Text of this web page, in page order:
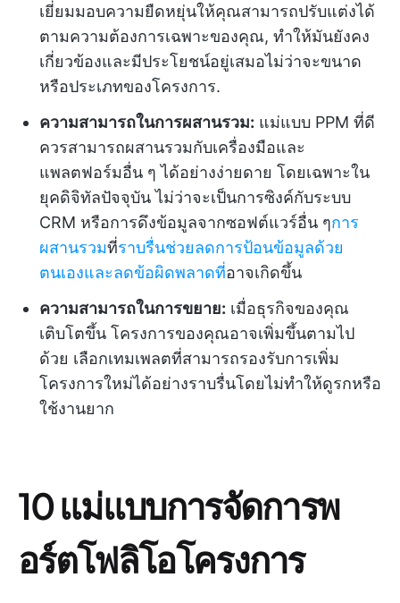
เยี่ยมมอบความยืดหยุ่นให้คุณสามารถปรับแต่งได้
ตามความต้องการเฉพาะของคุณ, ทำให้มันยังคง
เกี่ยวข้องและมีประโยชน์อยู่เสมอไม่ว่าจะขนาด
หรือประเภทของโครงการ.
ความสามารถในการผสานรวม: แม่แบบ PPM ที่ดี
ควรสามารถผสานรวมกับเครื่องมือและ
แพลตฟอร์มอื่น ๆ ได้อย่างง่ายดาย โดยเฉพาะใน
ยุคดิจิทัลปัจจุบัน ไม่ว่าจะเป็นการซิงค์กับระบบ
CRM หรือการดึงข้อมูลจากซอฟต์แวร์อื่น ๆการ
ผสานรวมที่ราบรื่นช่วยลดการป้อนข้อมูลด้วย
ตนเองและลดข้อผิดพลาดที่อาจเกิดขึ้น
ความสามารถในการขยาย: เมื่อธุรกิจของคุณ
เติบโตขึ้น โครงการของคุณอาจเพิ่มขึ้นตามไป
ด้วย เลือกเทมเพลตที่สามารถรองรับการเพิ่ม
โครงการใหม่ได้อย่างราบรื่นโดยไม่ทำให้ดูรกหรือ
ใช้งานยาก
10 แม่แบบการจัดการพ
อร์ตโฟลิโอโครงการ